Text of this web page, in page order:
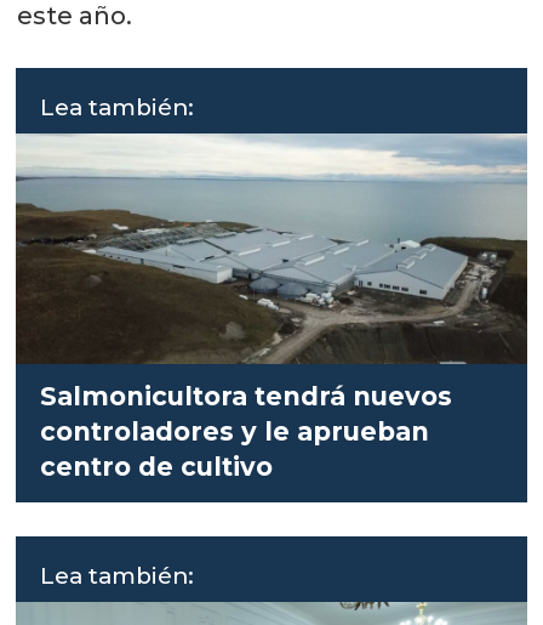
este año.
Lea también:
Salmonicultora tendrá nuevos
controladores y le aprueban
centro de cultivo
Lea también: